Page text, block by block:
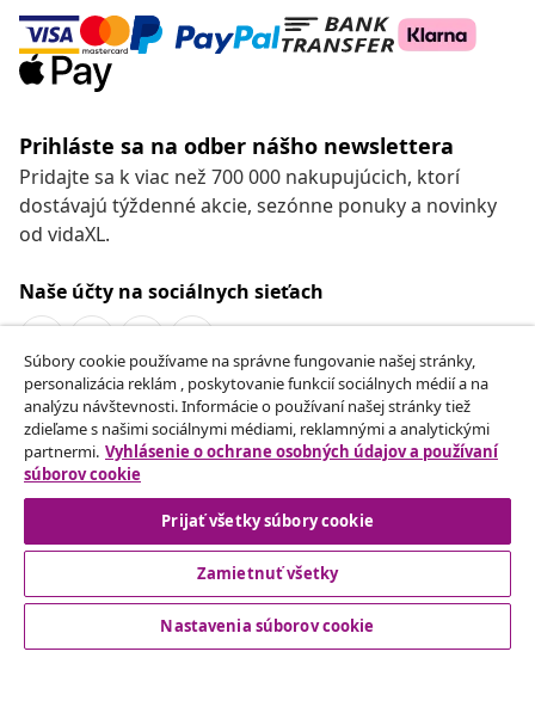
Prihláste sa na odber nášho newslettera
Pridajte sa k viac než 700 000 nakupujúcich, ktorí
dostávajú týždenné akcie, sezónne ponuky a novinky
od vidaXL.
Naše účty na sociálnych sieťach
Odstúpenie od zmluvy
Odošlite žiadosť o odstúpenie od vašej objednávky.
Odstúpenie od zmluvy
Zákaznícky Servis
Súbory cookie používame na správne fungovanie našej stránky,
personalizácia reklám , poskytovanie funkcií sociálnych médií a na
analýzu návštevnosti. Informácie o používaní našej stránky tiež
zdieľame s našimi sociálnymi médiami, reklamnými a analytickými
partnermi. Vyhlásenie o ochrane osobných údajov a používaní
súborov cookie
Prijať všetky súbory cookie
Zamietnuť všetky
Nastavenia súborov cookie